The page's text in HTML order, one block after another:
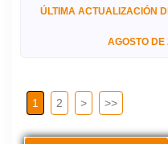
ÚLTIMA ACTUALIZACIÓN
AGOSTO
1 2 > >>